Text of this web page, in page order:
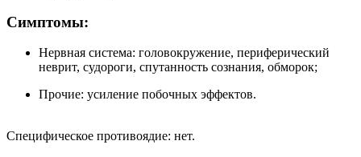
Симптомы:
Нервная система: головокружение, периферический
неврит, судороги, спутанность сознания, обморок;
Прочие: усиление побочных эффектов.
Специфическое противоядие: нет.